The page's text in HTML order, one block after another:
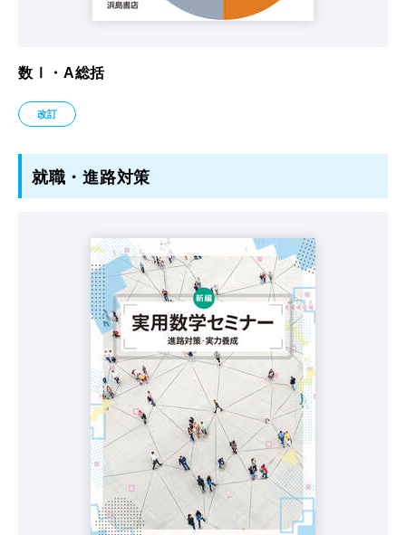
数Ⅰ・A総括
改訂
就職・進路対策